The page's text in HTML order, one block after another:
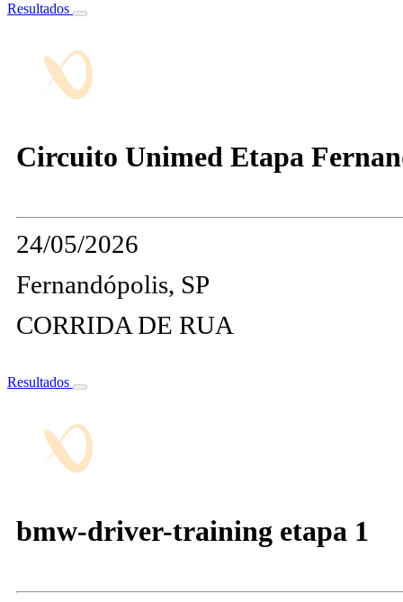
Resultados
Circuito Unimed Etapa
24/05/2026
Fernandópolis, SP
CORRIDA DE RUA
Resultados
bmw-driver-training etapa 1